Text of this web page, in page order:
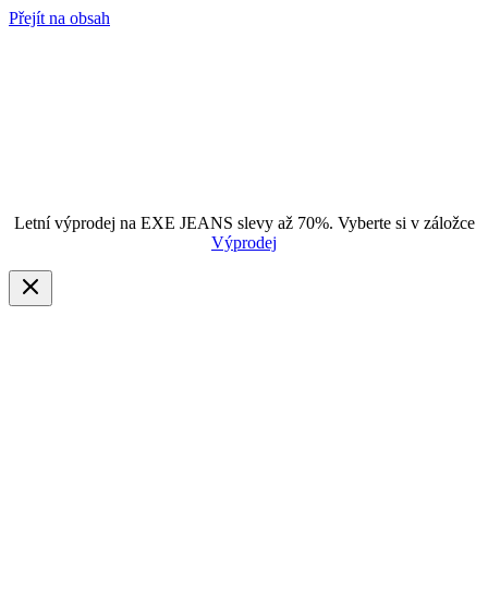
Přejít na obsah
Letní výprodej na EXE JEANS slevy až 70%. Vyberte si v záložce
Výprodej